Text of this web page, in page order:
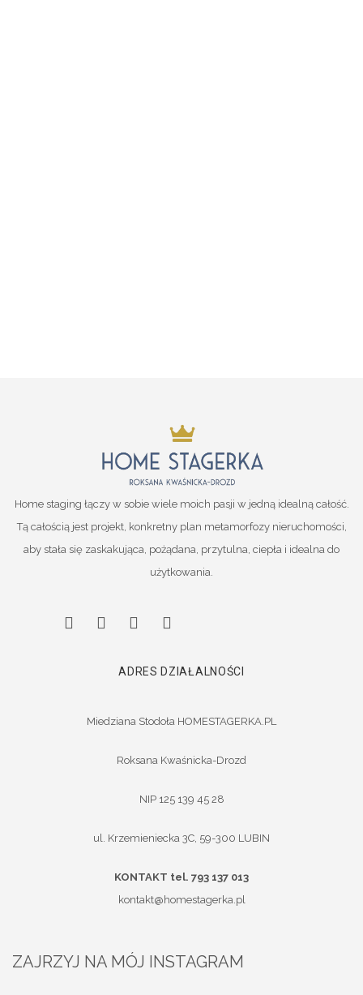
Home staging łączy w sobie wiele moich pasji w jedną idealną całość.
Tą całością jest projekt, konkretny plan metamorfozy nieruchomości,
aby stała się zaskakująca, pożądana, przytulna, ciepła i idealna do
użytkowania.
ADRES DZIAŁALNOŚCI
Miedziana Stodoła HOMESTAGERKA.PL
Roksana Kwaśnicka-Drozd
NIP 125 139 45 28
ul. Krzemieniecka 3C, 59-300 LUBIN
KONTAKT tel. 793 137 013
kontakt@homestagerka.pl
ZAJRZYJ NA MÓJ INSTAGRAM